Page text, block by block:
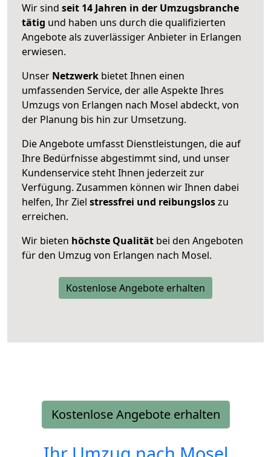
Wir sind seit 14 Jahren in der Umzugsbranche
tätig und haben uns durch die qualifizierten
Angebote als zuverlässiger Anbieter in Erlangen
erwiesen.
Unser Netzwerk bietet Ihnen einen
umfassenden Service, der alle Aspekte Ihres
Umzugs von Erlangen nach Mosel abdeckt, von
der Planung bis hin zur Umsetzung.
Die Angebote umfasst Dienstleistungen, die auf
Ihre Bedürfnisse abgestimmt sind, und unser
Kundenservice steht Ihnen jederzeit zur
Verfügung. Zusammen können wir Ihnen dabei
helfen, Ihr Ziel stressfrei und reibungsloszu
erreichen.
Wir bieten höchste Qualität bei den Angeboten
für den Umzug von Erlangen nach Mosel.
Kostenlose Angebote erhalten
Kostenlose Angebote erhalten